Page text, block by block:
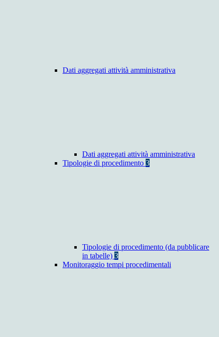
Dati aggregati attività amministrativa
Dati aggregati attività amministrativa
Tipologie di procedimento 3
Tipologie di procedimento (da pubblicare
in tabelle) 3
Monitoraggio tempi procedimentali